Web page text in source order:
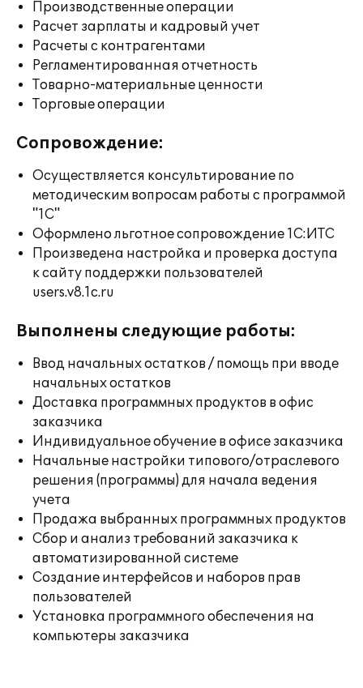
Производственные операции
Расчет зарплаты и кадровый учет
Расчеты с контрагентами
Регламентированная отчетность
Товарно-материальные ценности
Торговые операции
Сопровождение:
Осуществляется консультирование по
методическим вопросам работы с программой
"1С"
Оформлено льготное сопровождение 1С:ИТС
Произведена настройка и проверка доступа
к сайту поддержки пользователей
users.v8.1c.ru
Выполнены следующие работы:
Ввод начальных остатков / помощь при вводе
начальных остатков
Доставка программных продуктов в офис
заказчика
Индивидуальное обучение в офисе заказчика
Начальные настройки типового/отраслевого
решения (программы) для начала ведения
учета
Продажа выбранных программных продуктов
Сбор и анализ требований заказчика к
автоматизированной системе
Создание интерфейсов и наборов прав
пользователей
Установка программного обеспечения на
компьютеры заказчика